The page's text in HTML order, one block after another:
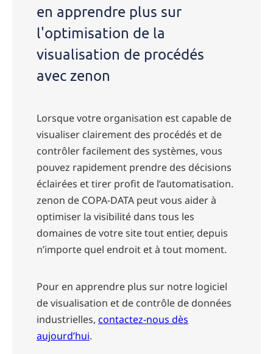
en apprendre plus sur
l'optimisation de la
visualisation de procédés
avec zenon
Lorsque votre organisation est capable de
visualiser clairement des procédés et de
contrôler facilement des systèmes, vous
pouvez rapidement prendre des décisions
éclairées et tirer profit de l’automatisation.
zenon de COPA-DATA peut vous aider à
optimiser la visibilité dans tous les
domaines de votre site tout entier, depuis
n’importe quel endroit et à tout moment.
Pour en apprendre plus sur notre logiciel
de visualisation et de contrôle de données
industrielles, contactez-nous dès
aujourd’hui.